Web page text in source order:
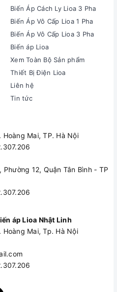
Biến Áp Cách Ly Lioa 3 Pha
Biến Áp Vô Cấp Lioa 1 Pha
Biến Áp Vô Cấp Lioa 3 Pha
Biến áp Lioa
Xem Toàn Bộ Sản phẩm
Thiết Bị Điện Lioa
Liên hệ
Tin tức
Hoàng Mai, TP. Hà Nội
Phường 12, Quận Tân Bình - TP
áp Lioa Nhật Linh
Hoàng Mai, Tp. Hà Nội